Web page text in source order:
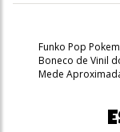
Funko Pop
Boneco de Vinil
Mede